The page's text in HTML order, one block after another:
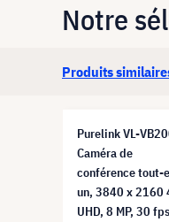
Notre
Produits
Purelink VL-
Caméra de
conférence tout-
un, 3840 x 2160
UHD, 8 MP, 30